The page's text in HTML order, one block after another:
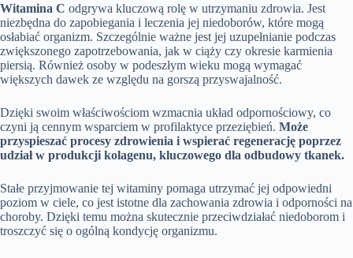
Witamina C odgrywa kluczową rolę w utrzymaniu zdrowia. Jest
niezbędna do zapobiegania i leczenia jej niedoborów, które mogą
osłabiać organizm. Szczególnie ważne jest jej uzupełnianie podczas
zwiększonego zapotrzebowania, jak w ciąży czy okresie karmienia
piersią. Również osoby w podeszłym wieku mogą wymagać
większych dawek ze względu na gorszą przyswajalność.
Dzięki swoim właściwościom wzmacnia układ odpornościowy, co
czyni ją cennym wsparciem w profilaktyce przeziębień. Może
przyspieszać procesy zdrowienia i wspierać regenerację poprzez
udział w produkcji kolagenu, kluczowego dla odbudowy tkanek.
Stałe przyjmowanie tej witaminy pomaga utrzymać jej odpowiedni
poziom w ciele, co jest istotne dla zachowania zdrowia i odporności na
choroby. Dzięki temu można skutecznie przeciwdziałać niedoborom i
troszczyć się o ogólną kondycję organizmu.